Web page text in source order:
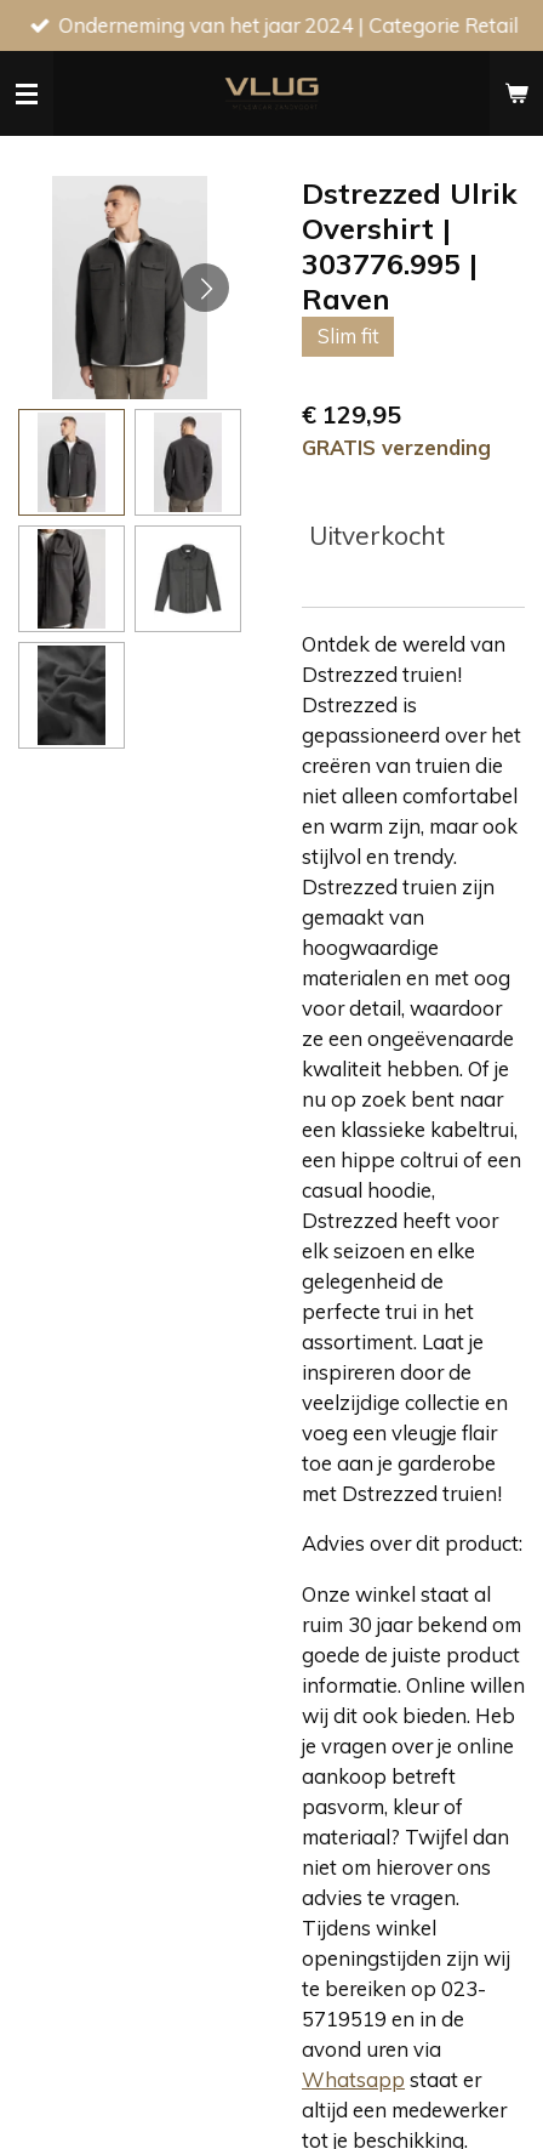
Ga
direct
naar
Onderneming van het jaar 2024 | Categorie Retail
Dstrezzed Ulrik
Overshirt |
303776.995 |
Raven
Slim fit
€ 129,95
GRATIS verzending
Uitverkocht
Ontdek de wereld van
Dstrezzed truien!
Dstrezzed is
gepassioneerd over het
creëren van truien die
niet alleen comfortabel
en warm zijn, maar ook
stijlvol en trendy.
Dstrezzed truien zijn
gemaakt van
hoogwaardige
materialen en met oog
voor detail, waardoor
ze een ongeëvenaarde
kwaliteit hebben. Of je
nu op zoek bent naar
een klassieke kabeltrui,
een hippe coltrui of een
casual hoodie,
Dstrezzed heeft voor
elk seizoen en elke
gelegenheid de
perfecte trui in het
assortiment. Laat je
inspireren door de
veelzijdige collectie en
voeg een vleugje flair
toe aan je garderobe
met Dstrezzed truien!
Advies over dit product:
Onze winkel staat al
ruim 30 jaar bekend om
goede de juiste product
informatie. Online willen
wij dit ook bieden. Heb
je vragen over je online
aankoop betreft
pasvorm, kleur of
materiaal? Twijfel dan
niet om hierover ons
advies te vragen.
Tijdens winkel
openingstijden zijn wij
te bereiken op 023-
5719519 en in de
avond uren via
Whatsapp staat er
altijd een medewerker
tot je beschikking.